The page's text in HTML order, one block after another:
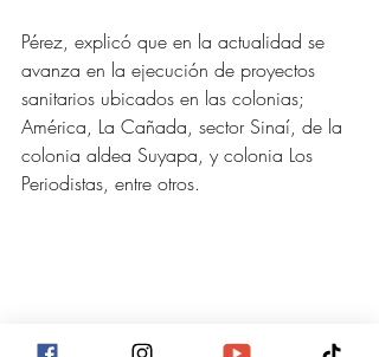
Pérez, explicó que en la actualidad se
avanza en la ejecución de proyectos
sanitarios ubicados en las colonias;
América, La Cañada, sector Sinaí, de la
colonia aldea Suyapa, y colonia Los
Periodistas, entre otros.